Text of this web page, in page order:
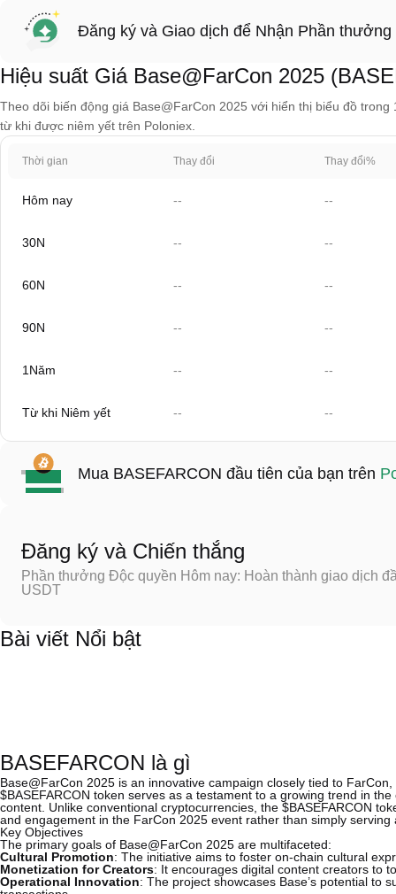
Đăng ký và Giao dịch để Nhận Phần thưởng
Hiệu suất Giá Base@FarCon 2025
Theo dõi biến động giá Base@FarCon 2025 với hiển thị biểu đồ
từ khi được niêm yết trên Poloniex.
Thời gian Thay đổi Thay đổi%
Hôm nay -- --
30N -- --
60N -- --
90N -- --
1Năm -- --
Từ khi Niêm yết -- --
Mua BASEFARCON đầu tiên của bạn trên
Đăng ký và Chiến thắng
Phần thưởng Độc quyền Hôm nay: Hoàn thành giao dịch
USDT
Bài viết Nổi bật
BASEFARCON là gì
Base@FarCon 2025 is an innovative campaign closely tied to
$BASEFARCON token serves as a testament to a growing trend in
content. Unlike conventional cryptocurrencies, the $BASEFARCON
and engagement in the FarCon 2025 event rather than simply serving
Key Objectives
The primary goals of Base@FarCon 2025 are multifaceted:
Cultural Promotion: The initiative aims to foster on-chain cultural
Monetization for Creators: It encourages digital content creators to
Operational Innovation: The project showcases Base’s potential to